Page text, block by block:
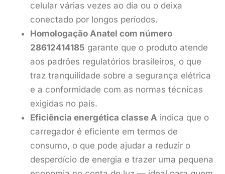
celular várias vezes ao dia ou o deixa
conectado por longos períodos.
Homologação Anatel com número
28612414185 garante que o produto atende
aos padrões regulatórios brasileiros, o que
traz tranquilidade sobre a segurança elétrica
e a conformidade com as normas técnicas
exigidas no país.
Eficiência energética classe A indica que o
carregador é eficiente em termos de
consumo, o que pode ajudar a reduzir o
desperdício de energia e trazer uma pequena